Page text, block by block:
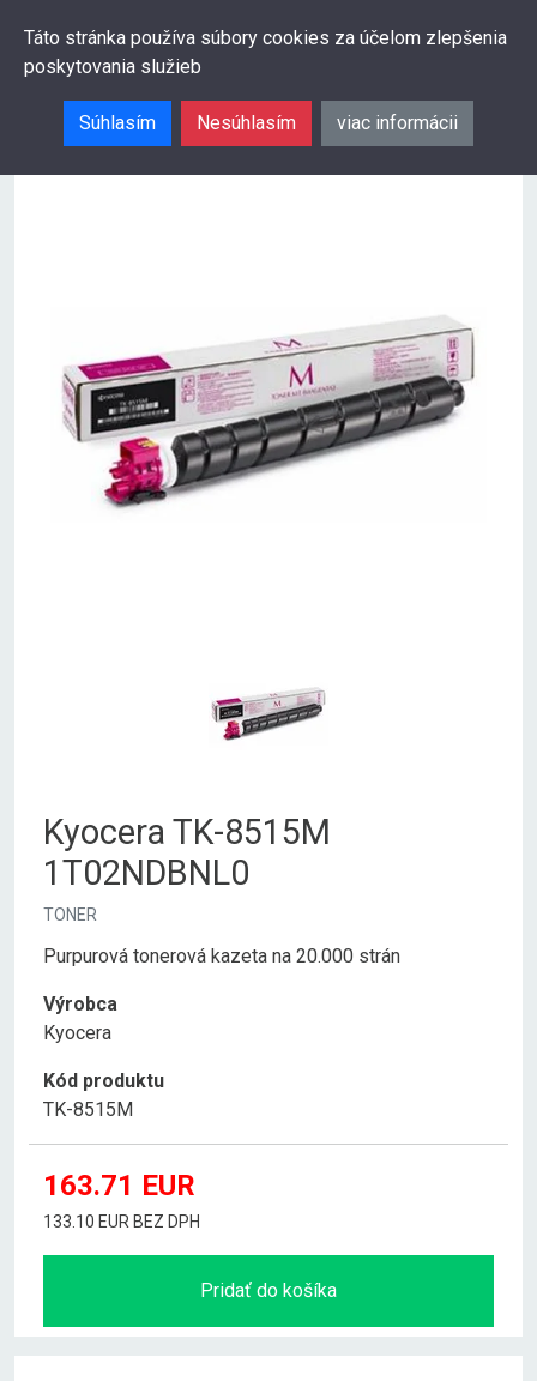
Táto stránka používa súbory cookies za účelom zlepšenia
poskytovania služieb
Súhlasím Nesúhlasím viac informácii
Kyocera TK-8515M
1T02NDBNL0
TONER
Purpurová tonerová kazeta na 20.000 strán
Výrobca
Kyocera
Kód produktu
TK-8515M
163.71 EUR
133.10 EUR BEZ DPH
Pridať do košíka